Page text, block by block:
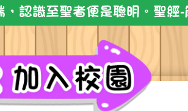
，認識至聖者便是聰明。聖